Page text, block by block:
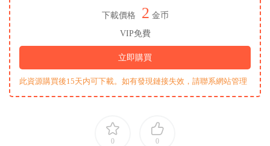
下載價格 2 金币
VIP免費
立即購買
此資源購買後15天内可下載。如有發現鏈接失效，請聯系網站管理
0 0